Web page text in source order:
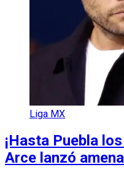
Liga MX
¡Hasta Puebla
Arce lanzó